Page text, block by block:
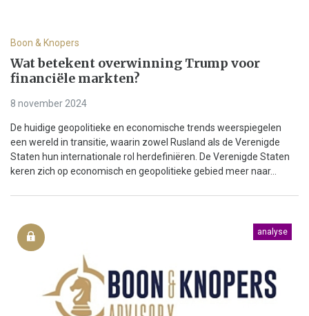
Boon & Knopers
Wat betekent overwinning Trump voor
financiële markten?
8 november 2024
De huidige geopolitieke en economische trends weerspiegelen
een wereld in transitie, waarin zowel Rusland als de Verenigde
Staten hun internationale rol herdefiniëren. De Verenigde Staten
keren zich op economisch en geopolitieke gebied meer naar...
analyse